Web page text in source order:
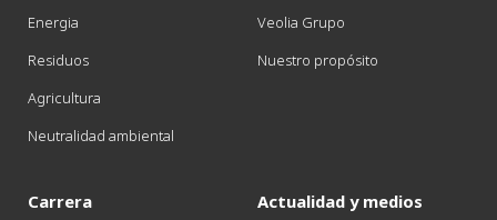
Energia
Residuos
Agricultura
Neutralidad ambiental
Veolia Grupo
Nuestro propósito
Carrera Actualidad y medios